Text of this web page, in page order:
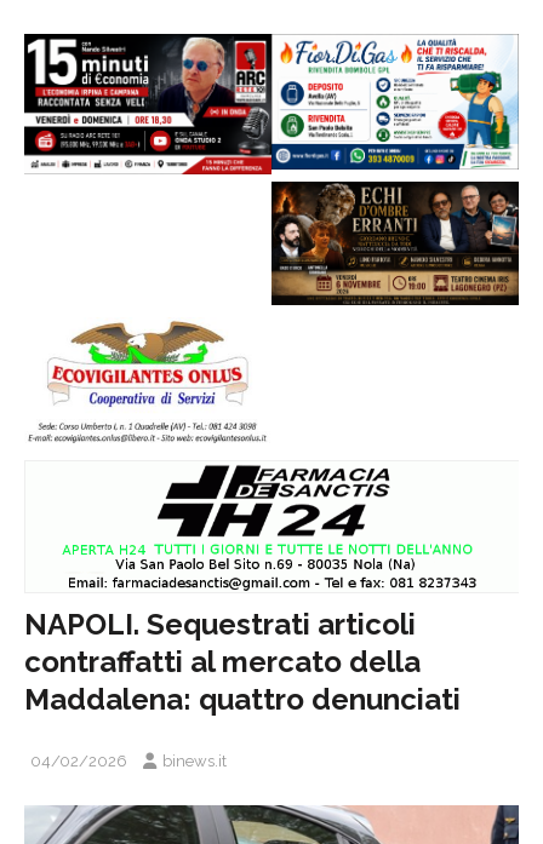
NAPOLI. Sequestrati articoli
contraffatti al mercato della
Maddalena: quattro denunciati
04/02/2026 binews.it